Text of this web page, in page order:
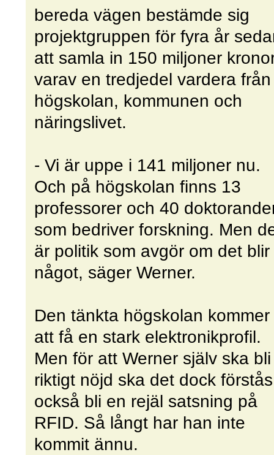
bereda vägen bestämde sig
projektgruppen för fyra år
att samla in 150 miljoner
varav en tredjedel vardera från
högskolan, kommunen och
näringslivet.
- Vi är uppe i 141 miljoner nu.
Och på högskolan finns 13
professorer och 40
som bedriver forskning. Men
är politik som avgör om det blir
något, säger Werner.
Den tänkta högskolan kommer
att få en stark elektronikprofil.
Men för att Werner själv ska bli
riktigt nöjd ska det dock förstås
också bli en rejäl satsning på
RFID. Så långt har han inte
kommit ännu.